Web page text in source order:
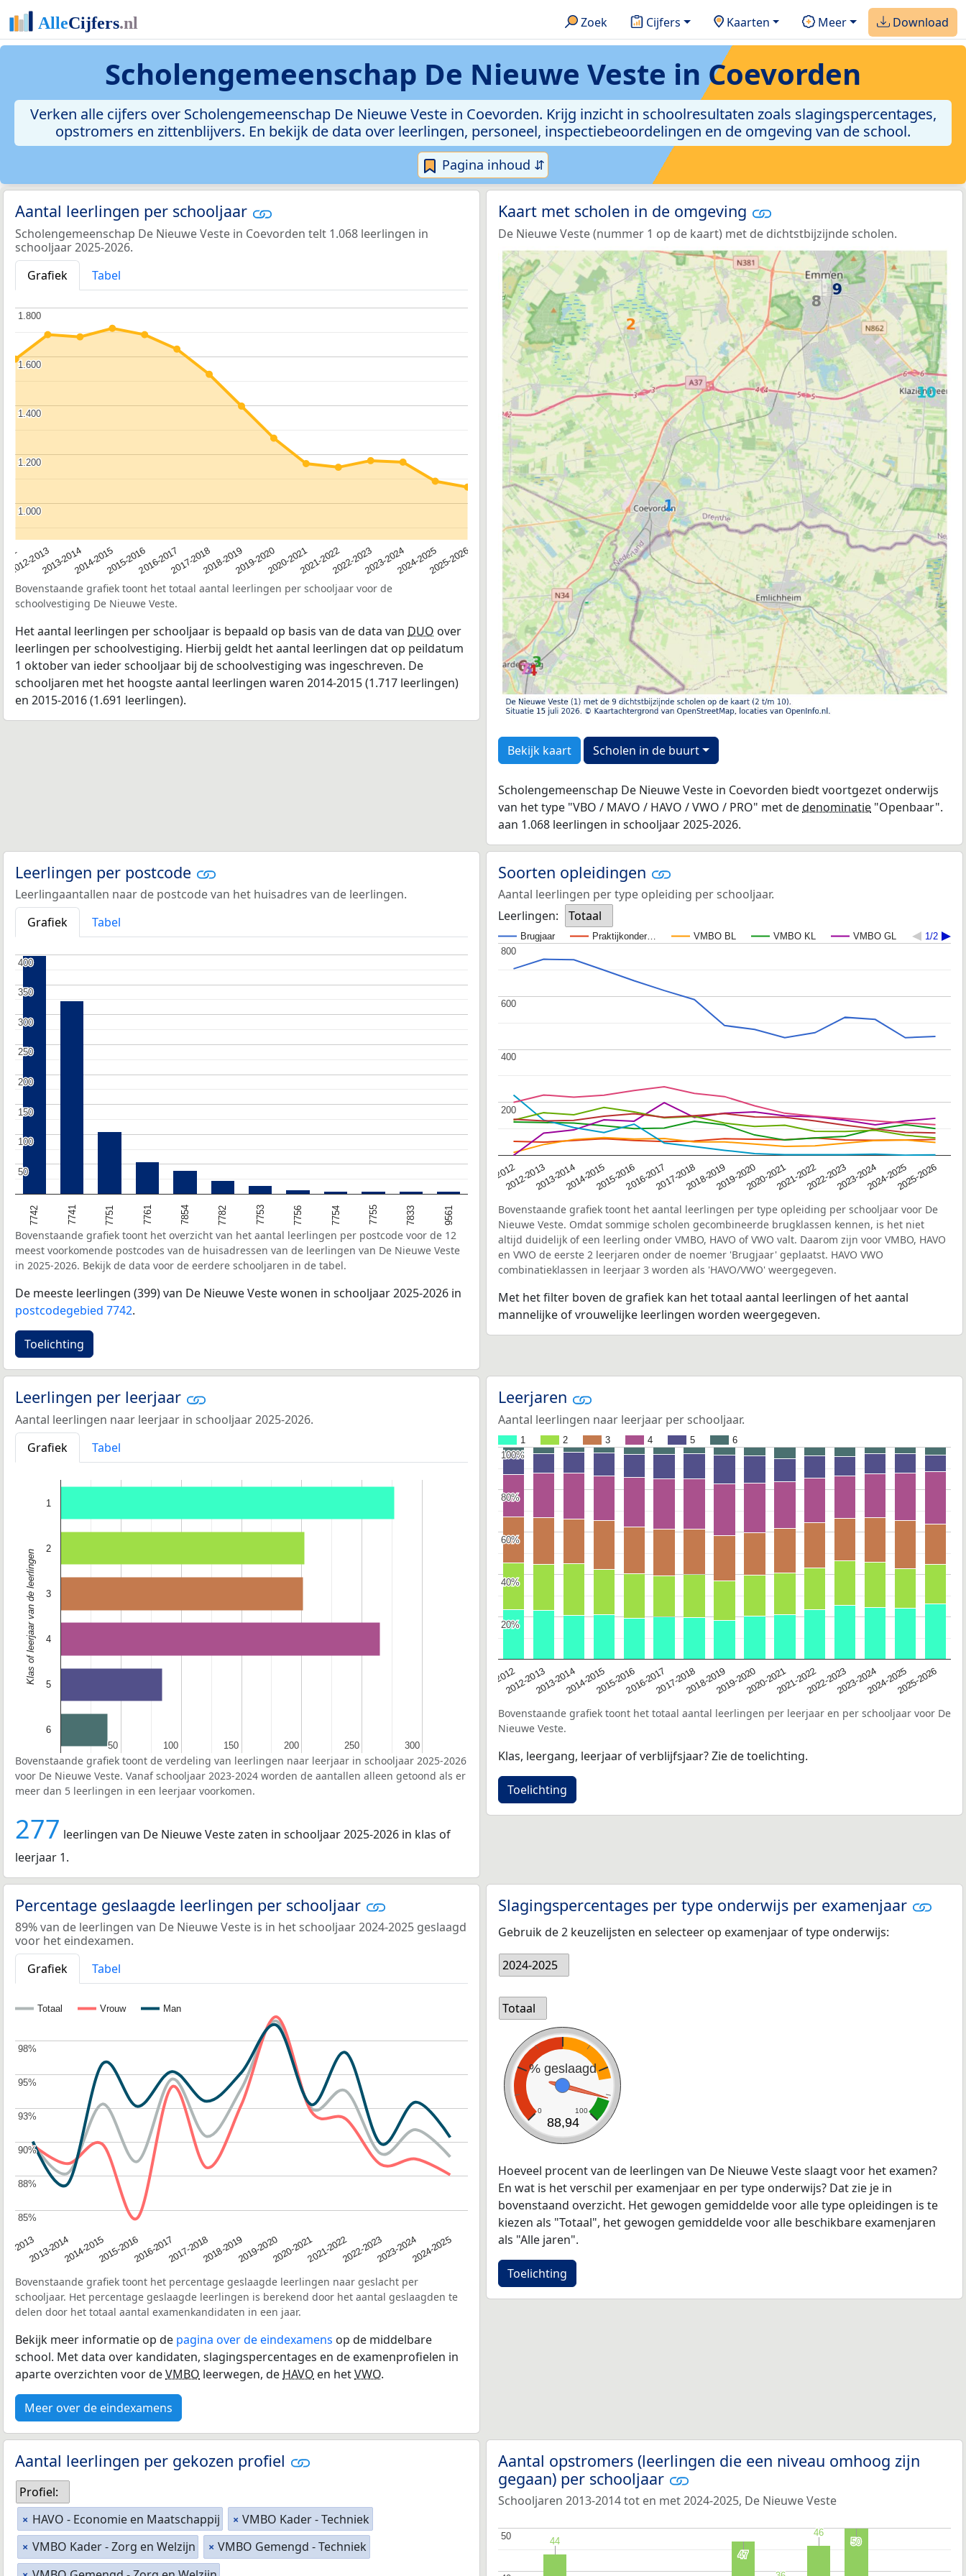
Zoek Cijfers Kaarten Meer Download
Scholengemeenschap De Nieuwe Veste in Coevorden
Verken alle cijfers over Scholengemeenschap De Nieuwe Veste in Coevorden. Krijg inzicht in schoolresultaten zoals slagingspercentages,
opstromers en zittenblijvers. En bekijk de data over leerlingen, personeel, inspectiebeoordelingen en de omgeving van de school.
Pagina inhoud ⇵
Aantal leerlingen per schooljaar
Scholengemeenschap De Nieuwe Veste in Coevorden telt 1.068 leerlingen in
schooljaar 2025-2026.
Grafiek
Tabel
2012-20132013-20142014-20152015-20162016-20172017-20182018-20192019-20202020-20212021-20222022-20232023-20242024-20252025-2026
1.000
1.000
1.200
1.200
1.400
1.400
1.600
1.600
1.800
1.800
Bovenstaande grafiek toont het totaal aantal leerlingen per schooljaar voor de
schoolvestiging De Nieuwe Veste.
Het aantal leerlingen per schooljaar is bepaald op basis van de data van DUO over
leerlingen per schoolvestiging. Hierbij geldt het aantal leerlingen dat op peildatum
1 oktober van ieder schooljaar bij de schoolvestiging was ingeschreven. De
schooljaren met het hoogste aantal leerlingen waren 2014-2015 (1.717 leerlingen)
en 2015-2016 (1.691 leerlingen).
Kaart met scholen in de omgeving
De Nieuwe Veste (nummer 1 op de kaart) met de dichtstbijzijnde scholen.
Bekijk kaart Scholen in de buurt
Scholengemeenschap De Nieuwe Veste in Coevorden biedt voortgezet onderwijs
van het type "VBO / MAVO / HAVO / VWO / PRO" met dedenominatie "Openbaar".
aan 1.068 leerlingen in schooljaar 2025-2026.
Leerlingen per postcode
Leerlingaantallen naar de postcode van het huisadres van de leerlingen.
Grafiek
Tabel
7742 7741 7751 7761 7854 7782 7753 7756 7754 7755 7833 9561
50
50
100
100
150
150
200
200
250
250
300
300
350
350
400
400
Bovenstaande grafiek toont het overzicht van het aantal leerlingen per postcode voor de 12
meest voorkomende postcodes van de huisadressen van de leerlingen van De Nieuwe Veste
in 2025-2026. Bekijk de data voor de eerdere schooljaren in de tabel.
De meeste leerlingen (399) van De Nieuwe Veste wonen in schooljaar 2025-2026 in
postcodegebied 7742.
Toelichting
Soorten opleidingen
Aantal leerlingen per type opleiding per schooljaar.
Leerlingen:
Totaal
Brugjaar Praktijkonder… VMBO BL VMBO KL VMBO GL 1/2
2011-20122012-20132013-20142014-20152015-20162016-20172017-20182018-20192019-20202020-20212021-20222022-20232023-20242024-20252025-2026
200
200
400
400
600
600
800
800
Bovenstaande grafiek toont het aantal leerlingen per type opleiding per schooljaar voor De
Nieuwe Veste. Omdat sommige scholen gecombineerde brugklassen kennen, is het niet
altijd duidelijk of een leerling onder VMBO, HAVO of VWO valt. Daarom zijn voor VMBO, HAVO
en VWO de eerste 2 leerjaren onder de noemer 'Brugjaar' geplaatst. HAVO VWO
combinatieklassen in leerjaar 3 worden als 'HAVO/VWO' weergegeven.
Met het filter boven de grafiek kan het totaal aantal leerlingen of het aantal
mannelijke of vrouwelijke leerlingen worden weergegeven.
Leerlingen per leerjaar
Aantal leerlingen naar leerjaar in schooljaar 2025-2026.
Grafiek
Tabel
50
50 100
100 150
150 200
200 250
250 300
300
1
2
3
4
5
6
Klas of leerjaar van de leerlingen
Bovenstaande grafiek toont de verdeling van leerlingen naar leerjaar in schooljaar 2025-2026
voor De Nieuwe Veste. Vanaf schooljaar 2023-2024 worden de aantallen alleen getoond als er
meer dan 5 leerlingen in een leerjaar voorkomen.
277 leerlingen van De Nieuwe Veste zaten in schooljaar 2025-2026 in klas of
leerjaar 1.
Leerjaren
Aantal leerlingen naar leerjaar per schooljaar.
1 2 3 4 5 6
2011-20122012-20132013-20142014-20152015-20162016-20172017-20182018-20192019-20202020-20212021-20222022-20232023-20242024-20252025-2026
20%
20%
40%
40%
60%
60%
80%
80%
100%
100%
Bovenstaande grafiek toont het totaal aantal leerlingen per leerjaar en per schooljaar voor De
Nieuwe Veste.
Klas, leergang, leerjaar of verblijfsjaar? Zie de toelichting.
Toelichting
Percentage geslaagde leerlingen per schooljaar
89% van de leerlingen van De Nieuwe Veste is in het schooljaar 2024-2025 geslaagd
voor het eindexamen.
Grafiek
Tabel
Totaal Vrouw Man
20132013-20142014-20152015-20162016-20172017-20182018-20192019-20202020-20212021-20222022-20232023-20242024-2025
85%
85%
88%
88%
90%
90%
93%
93%
95%
95%
98%
98%
Bovenstaande grafiek toont het percentage geslaagde leerlingen naar geslacht per
schooljaar. Het percentage geslaagde leerlingen is berekend door het aantal geslaagden te
delen door het totaal aantal examenkandidaten in een jaar.
Bekijk meer informatie op de pagina over de eindexamens op de middelbare
school. Met data over kandidaten, slagingspercentages en de examenprofielen in
aparte overzichten voor deVMBO leerwegen, de HAVO en hetVWO.
Meer over de eindexamens
Slagingspercentages per type onderwijs per examenjaar
Gebruik de 2 keuzelijsten en selecteer op examenjaar of type onderwijs:
2024-2025
Totaal
% geslaagd
0 100
88,94
Hoeveel procent van de leerlingen van De Nieuwe Veste slaagt voor het examen?
En wat is het verschil per examenjaar en per type onderwijs? Dat zie je in
bovenstaand overzicht. Het gewogen gemiddelde voor alle type opleidingen is te
kiezen als "Totaal", het gewogen gemiddelde voor alle beschikbare examenjaren
als "Alle jaren".
Toelichting
Aantal leerlingen per gekozen profiel
Profiel:
× HAVO - Economie en Maatschappij × VMBO Kader - Techniek
× VMBO Kader - Zorg en Welzijn × VMBO Gemengd - Techniek
Aantal opstromers (leerlingen die een niveau omhoog zijn
gegaan) per schooljaar
Schooljaren 2013-2014 tot en met 2024-2025, De Nieuwe Veste
50
50 44
44
47
47
46
46
50
50